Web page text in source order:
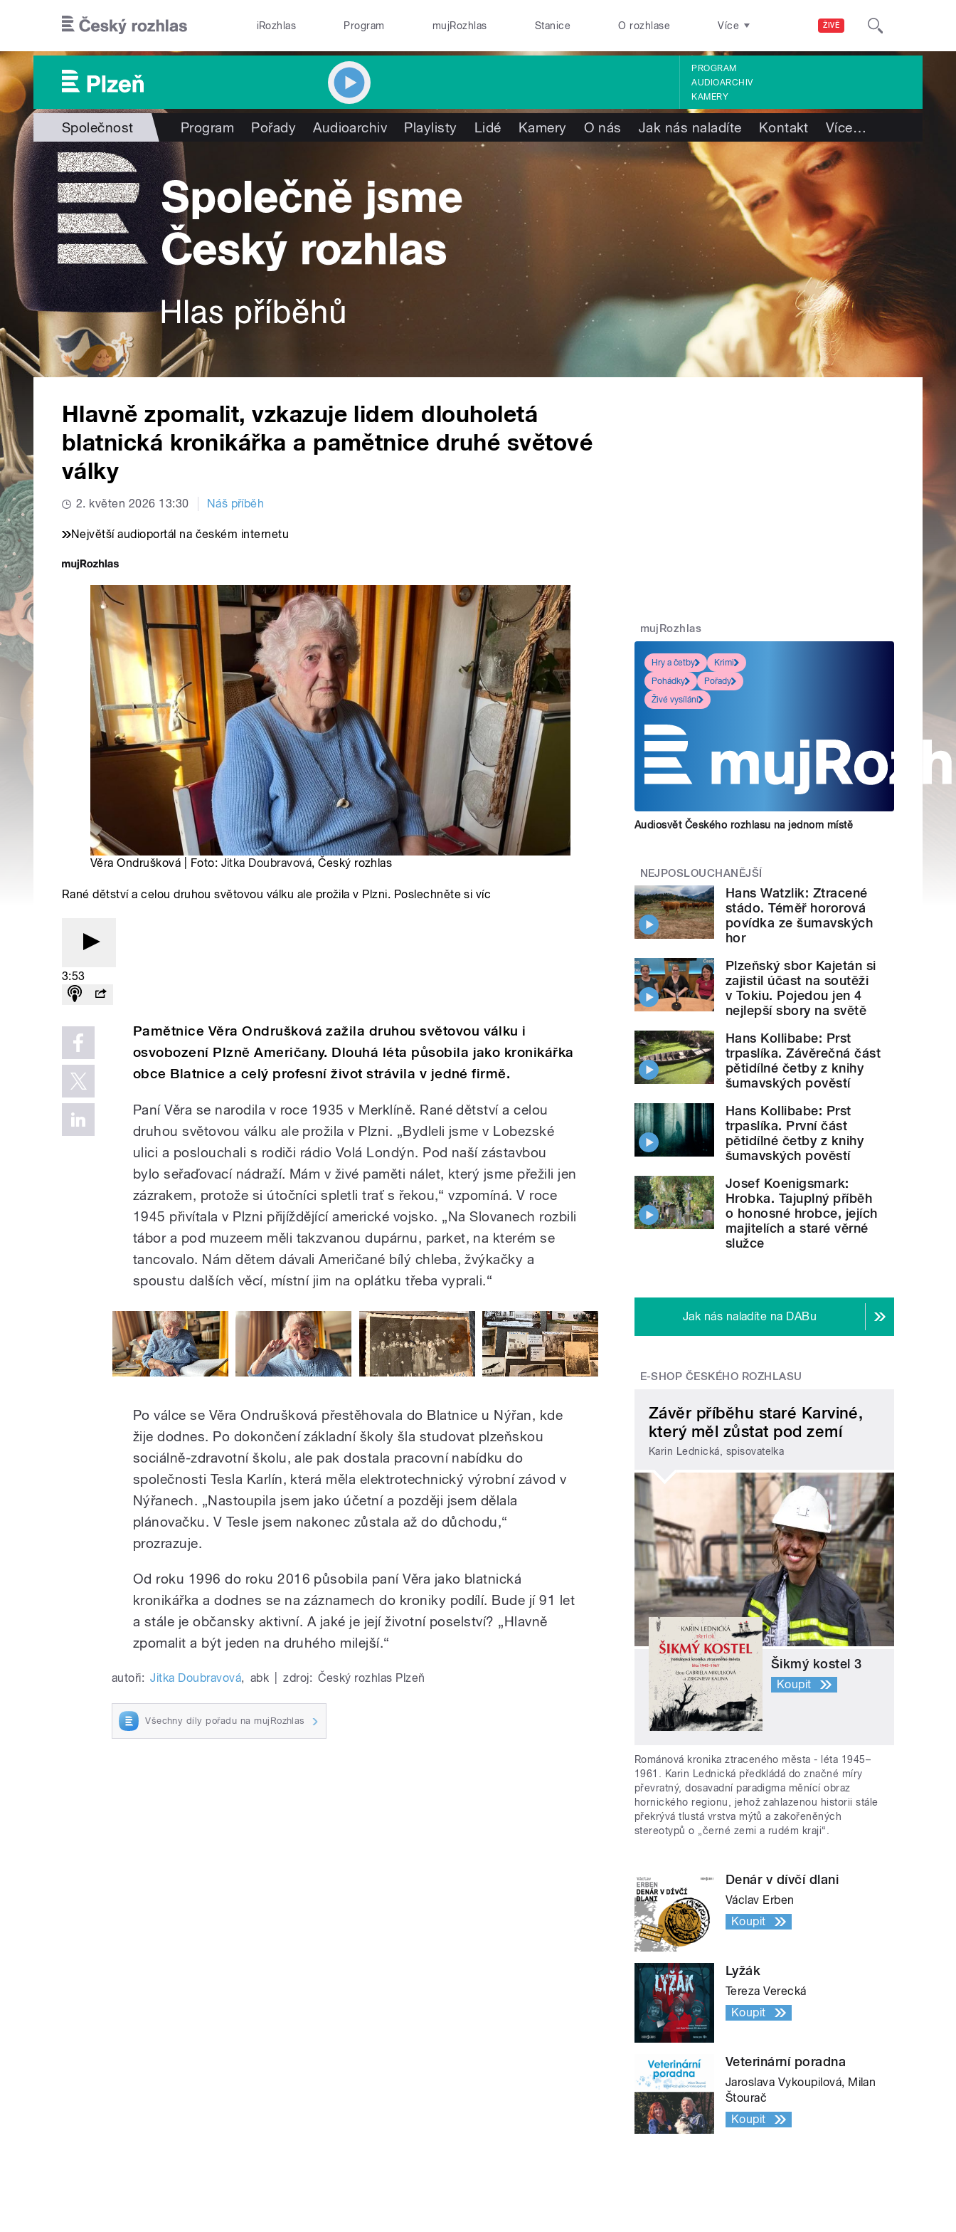
ŽIVĚ
iRozhlas Program mujRozhlas Stanice O rozhlase Více
PROGRAM
AUDIOARCHIV
KAMERY
Společnost Program Pořady Audioarchiv Playlisty Lidé Kamery O nás Jak nás naladíte Kontakt Více…
Hlavně zpomalit, vzkazuje lidem dlouholetá
blatnická kronikářka a pamětnice druhé světové
války
2. květen 2026 13:30 Náš příběh
Největší audioportál na českém internetu
Věra Ondrušková | Foto: Jitka Doubravová, Český rozhlas
Rané dětství a celou druhou světovou válku ale prožila v Plzni. Poslechněte si víc
3:53
Pamětnice Věra Ondrušková zažila druhou světovou válku i
osvobození Plzně Američany. Dlouhá léta působila jako kronikářka
obce Blatnice a celý profesní život strávila v jedné firmě.
Paní Věra se narodila v roce 1935 v Merklíně. Rané dětství a celou
druhou světovou válku ale prožila v Plzni. „Bydleli jsme v Lobezské
ulici a poslouchali s rodiči rádio Volá Londýn. Pod naší zástavbou
bylo seřaďovací nádraží. Mám v živé paměti nálet, který jsme přežili jen
zázrakem, protože si útočníci spletli trať s řekou,“ vzpomíná. V roce
1945 přivítala v Plzni přijíždějící americké vojsko. „Na Slovanech rozbili
tábor a pod muzeem měli takzvanou dupárnu, parket, na kterém se
tancovalo. Nám dětem dávali Američané bílý chleba, žvýkačky a
spoustu dalších věcí, místní jim na oplátku třeba vyprali.“
Po válce se Věra Ondrušková přestěhovala do Blatnice u Nýřan, kde
žije dodnes. Po dokončení základní školy šla studovat plzeňskou
sociálně-zdravotní školu, ale pak dostala pracovní nabídku do
společnosti Tesla Karlín, která měla elektrotechnický výrobní závod v
Nýřanech. „Nastoupila jsem jako účetní a později jsem dělala
plánovačku. V Tesle jsem nakonec zůstala až do důchodu,“
prozrazuje.
Od roku 1996 do roku 2016 působila paní Věra jako blatnická
kronikářka a dodnes se na záznamech do kroniky podílí. Bude jí 91 let
a stále je občansky aktivní. A jaké je její životní poselství? „Hlavně
zpomalit a být jeden na druhého milejší.“
autoři: Jitka Doubravová, abk zdroj: Český rozhlas Plzeň
Všechny díly pořadu na mujRozhlas
mujRozhlas
Hry a četby
Krimi
Pohádky
Pořady
Živé vysílání
Audiosvět Českého rozhlasu na jednom místě
NEJPOSLOUCHANĚJŠÍ
Hans Watzlik: Ztracené
stádo. Téměř hororová
povídka ze šumavských
hor
Plzeňský sbor Kajetán si
zajistil účast na soutěži
v Tokiu. Pojedou jen 4
nejlepší sbory na světě
Hans Kollibabe: Prst
trpaslíka. Závěrečná část
pětidílné četby z knihy
šumavských pověstí
Hans Kollibabe: Prst
trpaslíka. První část
pětidílné četby z knihy
šumavských pověstí
Josef Koenigsmark:
Hrobka. Tajuplný příběh
o honosné hrobce, jejích
majitelích a staré věrné
služce
Jak nás naladíte na DABu
E-SHOP ČESKÉHO ROZHLASU
Závěr příběhu staré Karviné,
který měl zůstat pod zemí
Karin Lednická, spisovatelka
Šikmý kostel 3
Koupit
Románová kronika ztraceného města - léta 1945–
1961. Karin Lednická předkládá do značné míry
převratný, dosavadní paradigma měnící obraz
hornického regionu, jehož zahlazenou historii stále
překrývá tlustá vrstva mýtů a zakořeněných
stereotypů o „černé zemi a rudém kraji“.
Denár v dívčí dlani
Václav Erben
Koupit
Lyžák
Tereza Verecká
Koupit
Veterinární poradna
Jaroslava Vykoupilová, Milan
Štourač
Koupit